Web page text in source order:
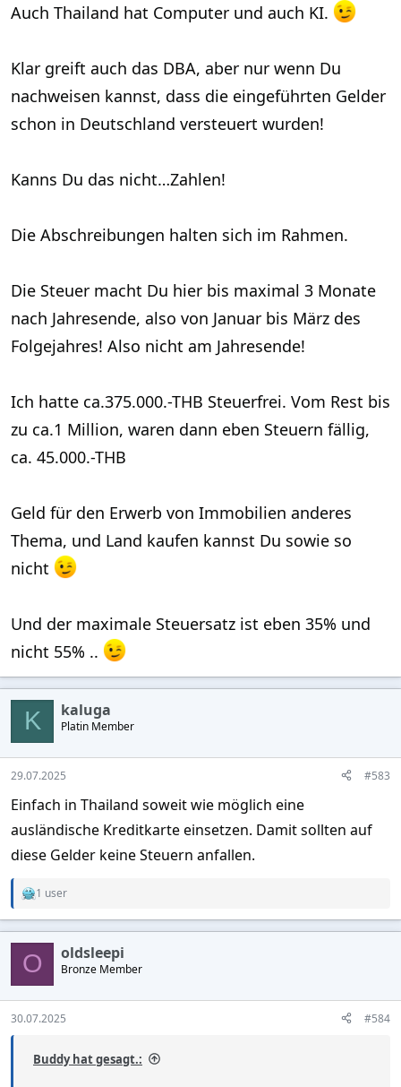
Auch Thailand hat Computer und auch KI.
Klar greift auch das DBA, aber nur wenn Du
nachweisen kannst, dass die eingeführten Gelder
schon in Deutschland versteuert wurden!
Kanns Du das nicht…Zahlen!
Die Abschreibungen halten sich im Rahmen.
Die Steuer macht Du hier bis maximal 3 Monate
nach Jahresende, also von Januar bis März des
Folgejahres! Also nicht am Jahresende!
Ich hatte ca.375.000.-THB Steuerfrei. Vom Rest bis
zu ca.1 Million, waren dann eben Steuern fällig,
ca. 45.000.-THB
Geld für den Erwerb von Immobilien anderes
Thema, und Land kaufen kannst Du sowie so
nicht
Und der maximale Steuersatz ist eben 35% und
nicht 55% ..
K kaluga
Platin Member
29.07.2025 #583
Einfach in Thailand soweit wie möglich eine
ausländische Kreditkarte einsetzen. Damit sollten auf
diese Gelder keine Steuern anfallen.
R
c
o
n
s
:
1 user
O oldsleepi
Bronze Member
30.07.2025 #584
Buddy hat gesagt.: